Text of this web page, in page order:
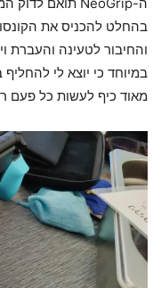
בהחלט להכניס את
והחיבור לטעינה והעברת
במיוחד כי יוצא לי
מאוד כיף לעשות כל פעם